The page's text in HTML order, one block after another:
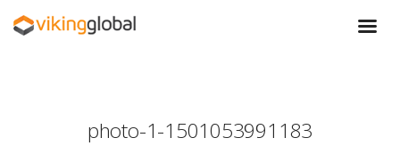
photo-1-1501053991183